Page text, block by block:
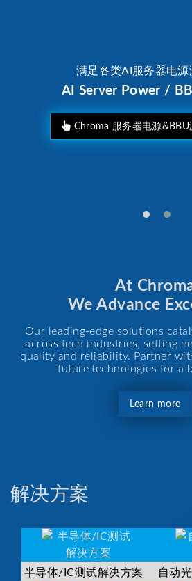
满足各类AI服务器电源
AI Server Power /
Chroma 服务器电源&BBU
At
We Advance
Our leading-edge solutions
across tech industries, setting
quality and reliability. Partner
future technologies for a
Learn more
解决方案
半导体/IC测试解决方案 自动